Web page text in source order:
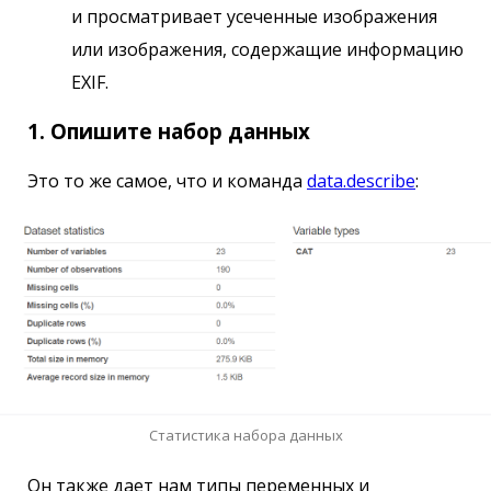
и просматривает усеченные изображения
или изображения, содержащие информацию
EXIF.
1. Опишите набор данных
Это то же самое, что и команда data.describe:
Статистика набора данных
Он также дает нам типы переменных и